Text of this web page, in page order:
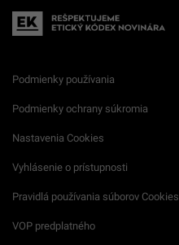
Podmienky používania
Podmienky ochrany súkromia
Nastavenia Cookies
Vyhlásenie o prístupnosti
Pravidlá používania súborov Cookies
VOP predplatného